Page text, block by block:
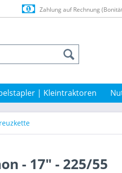
Zahlung auf Rechnung
| Kleintraktoren
- 17" - 225/55